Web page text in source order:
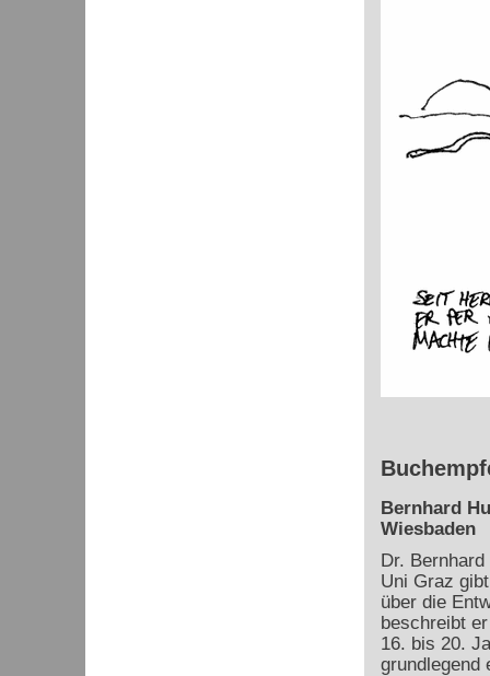
Bernhard
Wiesbaden
Dr.
Uni Graz
über die
beschreibt
16. bis 20.
grundlegend